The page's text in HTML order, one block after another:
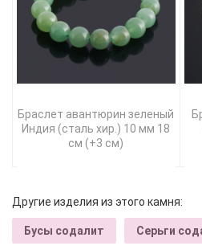
Браслет авантюрин зеленый
Индия (сталь хир.) 10 мм 18
см (+3 см)
Другие изделия из этого камня:
Бусы содалит Серьги